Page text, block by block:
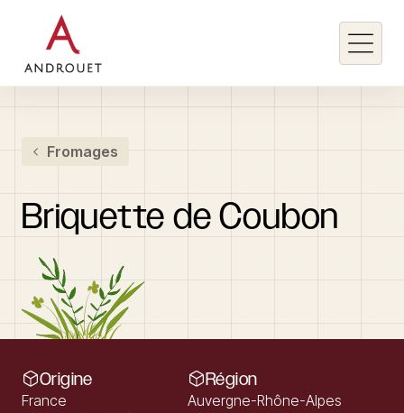
Rechercher un mot clé
Fromages
Briquette de Coubon
Origine
France
Région
Auvergne-Rhône-Alpes